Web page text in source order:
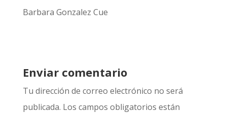
Barbara Gonzalez Cue
Enviar comentario
Tu dirección de correo electrónico no será
publicada. Los campos obligatorios están